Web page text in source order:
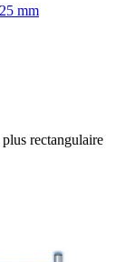
mm
rectangulaire